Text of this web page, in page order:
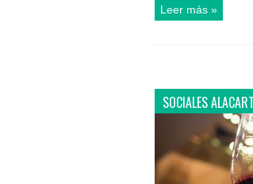
Leer más »
SOCIALES